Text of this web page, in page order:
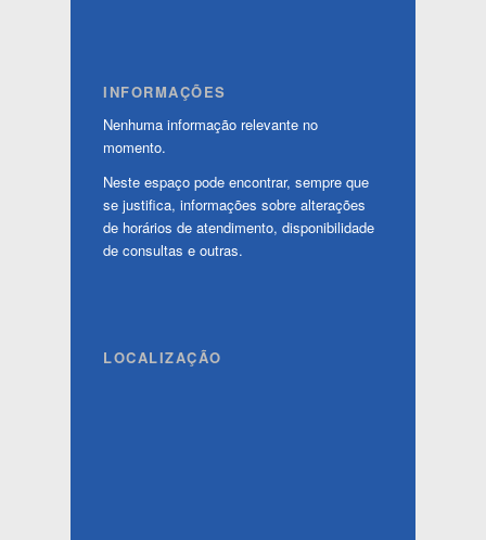
INFORMAÇÕES
Nenhuma informação relevante no
momento.
Neste espaço pode encontrar, sempre que
se justifica, informações sobre alterações
de horários de atendimento, disponibilidade
de consultas e outras.
LOCALIZAÇÃO